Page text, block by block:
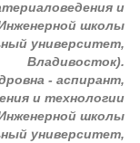
и
школы
университет,
Владивосток).
- аспирант,
и технологии
школы
университет,